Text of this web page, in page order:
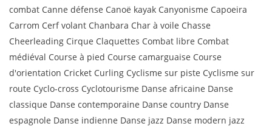
combat Canne défense Canoë kayak Canyonisme Capoeira
Carrom Cerf volant Chanbara Char à voile Chasse
Cheerleading Cirque Claquettes Combat libre Combat
médiéval Course à pied Course camarguaise Course
d'orientation Cricket Curling Cyclisme sur piste Cyclisme sur
route Cyclo-cross Cyclotourisme Danse africaine Danse
classique Danse contemporaine Danse country Danse
espagnole Danse indienne Danse jazz Danse modern jazz